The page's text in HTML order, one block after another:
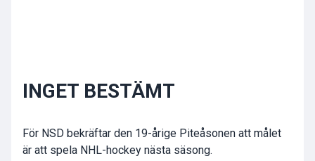
INGET BESTÄMT
För NSD bekräftar den 19-årige Piteåsonen att målet
är att spela NHL-hockey nästa säsong.